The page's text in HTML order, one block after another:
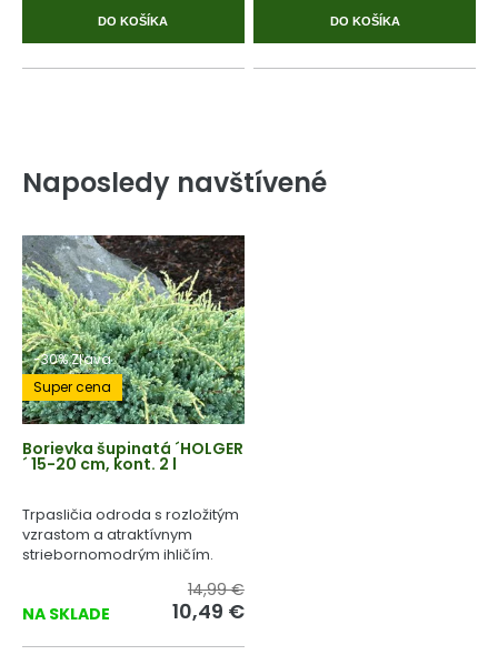
DO KOŠÍKA DO KOŠÍKA
Naposledy navštívené
-30% Zľava
Super cena
Borievka šupinatá ´HOLGER
´ 15-20 cm, kont. 2 l
Trpasličia odroda s rozložitým
vzrastom a atraktívnym
striebornomodrým ihličím.
NA SKLADE
14,99 €
10,49 €